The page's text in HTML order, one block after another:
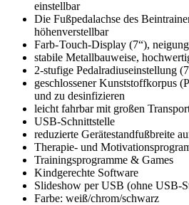
einstellbar
Die Fußpedalachse des
höhenverstellbar
Farb- Touch-Display (7“),
stabile Metallbauweise,
2-stufige Pedalradiuseinstellung
geschlossener Kunststoffkorpus
und zu desinfizieren
leicht fahrbar mit großen
USB-Schnittstelle
reduzierte Gerätestandfußbreite
Therapie- und
Trainingsprogramme & Games
Kindgerechte Software
Slideshow per USB (ohne USB-
Farbe: weiß/chrom/schwarz